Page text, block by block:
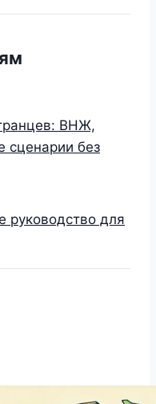
ВНЖ,
сценарии без
руководство для